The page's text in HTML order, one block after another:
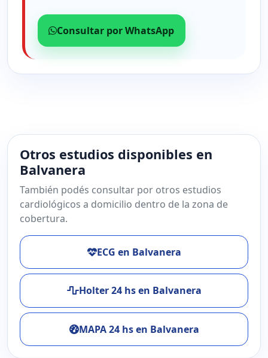
Consultar por WhatsApp
Otros estudios disponibles en
Balvanera
También podés consultar por otros estudios
cardiológicos a domicilio dentro de la zona de
cobertura.
ECG en Balvanera
Holter 24 hs en Balvanera
MAPA 24 hs en Balvanera